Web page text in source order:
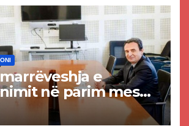
e
në parim mes
Abdixhikut